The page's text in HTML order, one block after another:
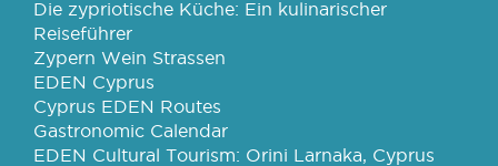
Die zypriotische Küche: Ein kulinarischer
Reiseführer
Zypern Wein Strassen
EDEN Cyprus
Cyprus EDEN Routes
Gastronomic Calendar
EDEN Cultural Tourism: Orini Larnaka, Cyprus